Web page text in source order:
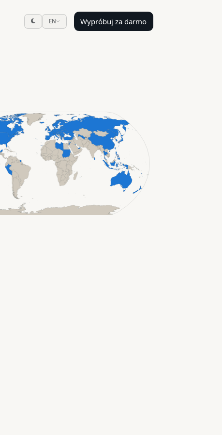
EN Wypróbuj za darmo